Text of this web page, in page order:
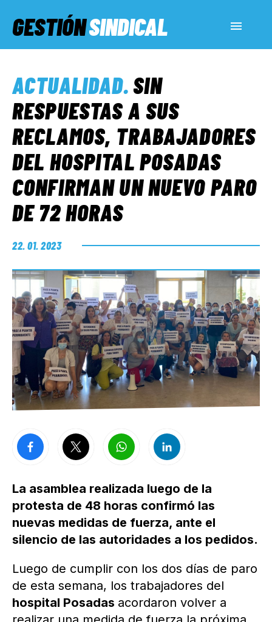
GESTIÓNSINDICAL
SERVICIOS SOCIALES
INFORMES ESPECIALES
FUERA DE MEGÁFONO
ACTUALIDAD.SIN
RESPUESTAS A SUS
RECLAMOS, TRABAJADORES
DEL HOSPITAL POSADAS
CONFIRMAN UN NUEVO PARO
DE 72 HORAS
22. 01. 2023
La asamblea realizada luego de la
protesta de 48 horas confirmó las
nuevas medidas de fuerza, ante el
silencio de las autoridades a los pedidos.
Luego de cumplir con los dos días de paro
de esta semana, los trabajadores del
hospital Posadas acordaron volver a